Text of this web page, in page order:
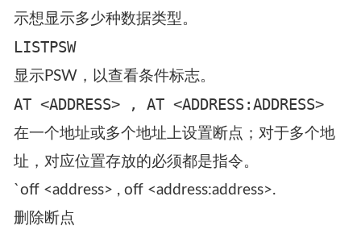
+12：相对于基地址的偏移量（以字节为单位；同
时，可以使用qualify来改变基地址）；以入口点
为起始位置；
1FAA12F8：绝对地址。
另外，下面是常用的TEST子命令，我们最好熟悉
LIST <ADDRESS> <DATA_TYPE>